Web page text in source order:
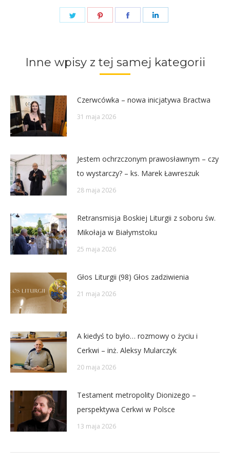
Share
Share
Share
Inne wpisy z tej samej kategorii
Czerwcówka – nowa inicjatywa Bractwa
31 maja 2026
Jestem ochrzczonym prawosławnym – czy
to wystarczy? – ks. Marek Ławreszuk
28 maja 2026
Retransmisja Boskiej Liturgii z soboru św.
Mikołaja w Białymstoku
25 maja 2026
Głos Liturgii (98) Głos zadziwienia
21 maja 2026
A kiedyś to było… rozmowy o życiu i
Cerkwi – inż. Aleksy Mularczyk
20 maja 2026
Testament metropolity Dionizego –
perspektywa Cerkwi w Polsce
13 maja 2026